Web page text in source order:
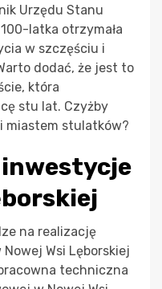
Urzędu Stanu
latka otrzymała
w szczęściu i
dodać, że jest to
która
stu lat. Czyżby
miastem stulatków?
inwestycje
na realizację
Wsi Lęborskiej
techniczna